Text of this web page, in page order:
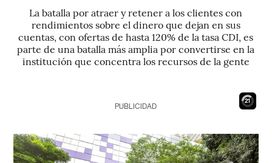
La batalla por atraer y retener a los clientes con
rendimientos sobre el dinero que dejan en sus
cuentas, con ofertas de hasta 120% de la tasa CDI, es
parte de una batalla más amplia por convertirse en la
institución que concentra los recursos de la gente
20
PUBLICIDAD